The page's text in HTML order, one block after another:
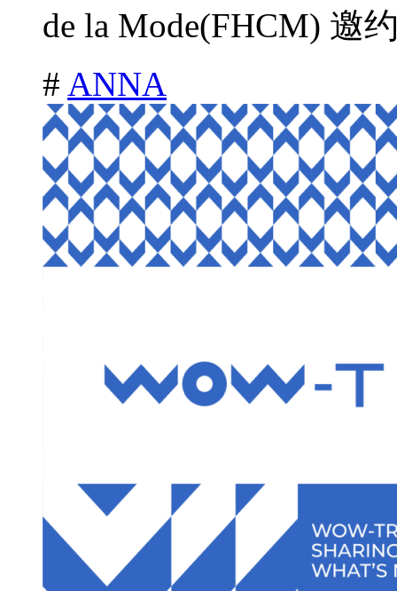
de la Mode(FHCM) 邀
# ANNA